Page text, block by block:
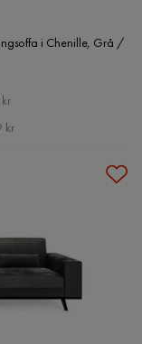
i Chenille, Grå /
kr